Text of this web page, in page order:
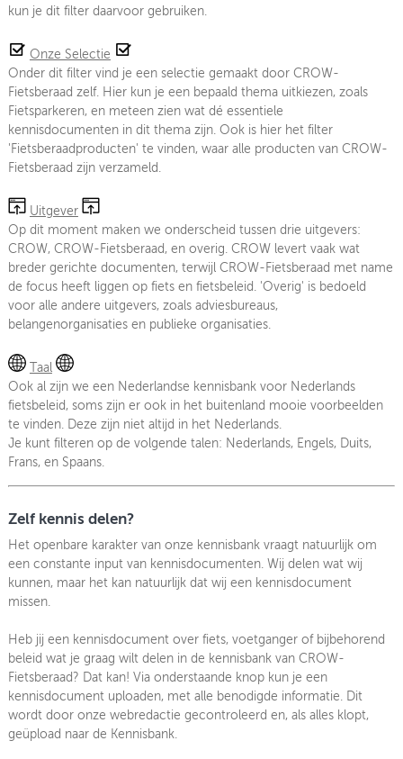
kun je dit filter daarvoor gebruiken.
Onze Selectie
Onder dit filter vind je een selectie gemaakt door CROW-
Fietsberaad zelf. Hier kun je een bepaald thema uitkiezen, zoals
Fietsparkeren, en meteen zien wat dé essentiele
kennisdocumenten in dit thema zijn. Ook is hier het filter
'Fietsberaadproducten' te vinden, waar alle producten van CROW-
Fietsberaad zijn verzameld.
Uitgever
Op dit moment maken we onderscheid tussen drie uitgevers:
CROW, CROW-Fietsberaad, en overig. CROW levert vaak wat
breder gerichte documenten, terwijl CROW-Fietsberaad met name
de focus heeft liggen op fiets en fietsbeleid. 'Overig' is bedoeld
voor alle andere uitgevers, zoals adviesbureaus,
belangenorganisaties en publieke organisaties.
Taal
Ook al zijn we een Nederlandse kennisbank voor Nederlands
fietsbeleid, soms zijn er ook in het buitenland mooie voorbeelden
te vinden. Deze zijn niet altijd in het Nederlands.
Je kunt filteren op de volgende talen: Nederlands, Engels, Duits,
Frans, en Spaans.
Zelf kennis delen?
Het openbare karakter van onze kennisbank vraagt natuurlijk om
een constante input van kennisdocumenten. Wij delen wat wij
kunnen, maar het kan natuurlijk dat wij een kennisdocument
missen.
Heb jij een kennisdocument over fiets, voetganger of bijbehorend
beleid wat je graag wilt delen in de kennisbank van CROW-
Fietsberaad? Dat kan! Via onderstaande knop kun je een
kennisdocument uploaden, met alle benodigde informatie. Dit
wordt door onze webredactie gecontroleerd en, als alles klopt,
geüpload naar de Kennisbank.